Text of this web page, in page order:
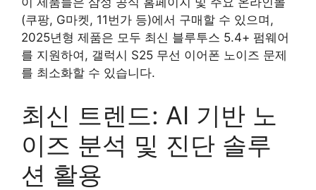
(쿠팡, G마켓, 11번가 등)에서 구매할 수 있으며,
2025년형 제품은 모두 최신 블루투스 5.4+ 펌웨어
를 지원하여, 갤럭시 S25 무선 이어폰 노이즈 문제
를 최소화할 수 있습니다.
최신 트렌드: AI 기반 노
이즈 분석 및 진단 솔루
션 활용